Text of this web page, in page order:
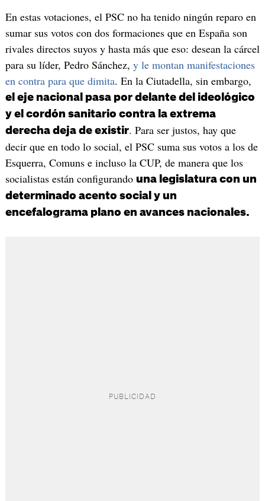
En estas votaciones, el PSC no ha tenido ningún reparo en
sumar sus votos con dos formaciones que en España son
rivales directos suyos y hasta más que eso: desean la cárcel
para su líder, Pedro Sánchez, y le montan manifestaciones
en contra para que dimita. En la Ciutadella, sin embargo,
el eje nacional pasa por delante del ideológico
y el cordón sanitario contra la extrema
derecha deja de existir. Para ser justos, hay que
decir que en todo lo social, el PSC suma sus votos a los de
Esquerra, Comuns e incluso la CUP, de manera que los
socialistas están configurando una legislatura con un
determinado acento social y un
encefalograma plano en avances nacionales.